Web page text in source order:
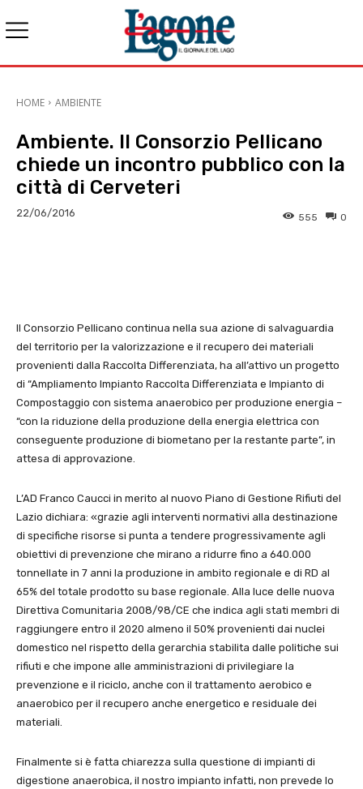
HOME AMBIENTE
Ambiente. Il Consorzio Pellicano
chiede un incontro pubblico con la
città di Cerveteri
22/06/2016 0
555
Il Consorzio Pellicano continua nella sua azione di salvaguardia
del territorio per la valorizzazione e il recupero dei materiali
provenienti dalla Raccolta Differenziata, ha all’attivo un progetto
di “Ampliamento Impianto Raccolta Differenziata e Impianto di
Compostaggio con sistema anaerobico per produzione energia –
“con la riduzione della produzione della energia elettrica con
conseguente produzione di biometano per la restante parte”, in
attesa di approvazione.
L’AD Franco Caucci in merito al nuovo Piano di Gestione Rifiuti del
Lazio dichiara: «grazie agli interventi normativi alla destinazione
di specifiche risorse si punta a tendere progressivamente agli
obiettivi di prevenzione che mirano a ridurre fino a 640.000
tonnellate in 7 anni la produzione in ambito regionale e di RD al
65% del totale prodotto su base regionale. Alla luce delle nuova
Direttiva Comunitaria 2008/98/CE che indica agli stati membri di
raggiungere entro il 2020 almeno il 50% provenienti dai nuclei
domestico nel rispetto della gerarchia stabilita dalle politiche sui
rifiuti e che impone alle amministrazioni di privilegiare la
prevenzione e il riciclo, anche con il trattamento aerobico e
anaerobico per il recupero anche energetico e residuale dei
materiali.
Finalmente si è fatta chiarezza sulla questione di impianti di
digestione anaerobica, il nostro impianto infatti, non prevede lo